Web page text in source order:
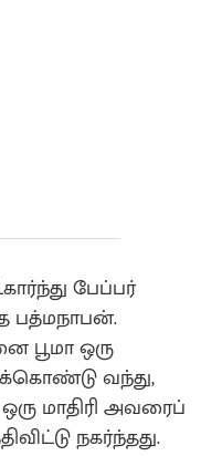
பேப்பர்
பத்மநாபன்.
பூமா ஒரு
வந்து,
மாதிரி அவரைப்
நகர்ந்தது.